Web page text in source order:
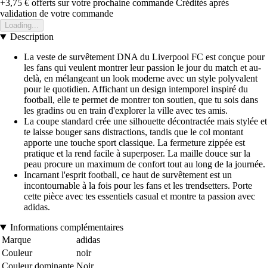
+3,75 € offerts sur votre prochaine commande Crédités après
validation de votre commande
Loading...
Description
La veste de survêtement DNA du Liverpool FC est conçue pour
les fans qui veulent montrer leur passion le jour du match et au-
delà, en mélangeant un look moderne avec un style polyvalent
pour le quotidien. Affichant un design intemporel inspiré du
football, elle te permet de montrer ton soutien, que tu sois dans
les gradins ou en train d'explorer la ville avec tes amis.
La coupe standard crée une silhouette décontractée mais stylée et
te laisse bouger sans distractions, tandis que le col montant
apporte une touche sport classique. La fermeture zippée est
pratique et la rend facile à superposer. La maille douce sur la
peau procure un maximum de confort tout au long de la journée.
Incarnant l'esprit football, ce haut de survêtement est un
incontournable à la fois pour les fans et les trendsetters. Porte
cette pièce avec tes essentiels casual et montre ta passion avec
adidas.
Informations complémentaires
Marque
adidas
Couleur
noir